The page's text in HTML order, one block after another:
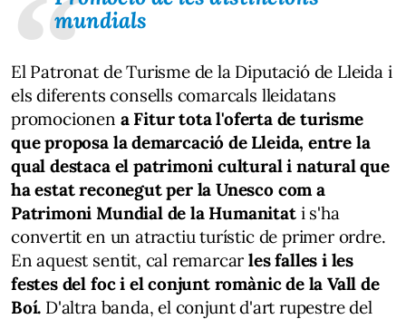
mundials
El Patronat de Turisme de la Diputació de Lleida i
els diferents consells comarcals lleidatans
promocionen a Fitur tota l'oferta de turisme
que proposa la demarcació de Lleida, entre la
qual destaca el patrimoni cultural i natural que
ha estat reconegut per la Unesco com a
Patrimoni Mundial de la Humanitati s'ha
convertit en un atractiu turístic de primer ordre.
En aquest sentit, cal remarcar les falles i les
festes del foc i el conjunt romànic de la Vall de
Boí. D'altra banda, el conjunt d'art rupestre del